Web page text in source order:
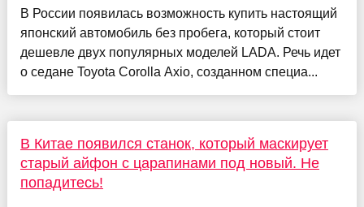
В России появилась возможность купить настоящий
японский автомобиль без пробега, который стоит
дешевле двух популярных моделей LADA. Речь идет
о седане Toyota Corolla Axio, созданном специа...
В Китае появился станок, который маскирует
старый айфон с царапинами под новый. Не
попадитесь!